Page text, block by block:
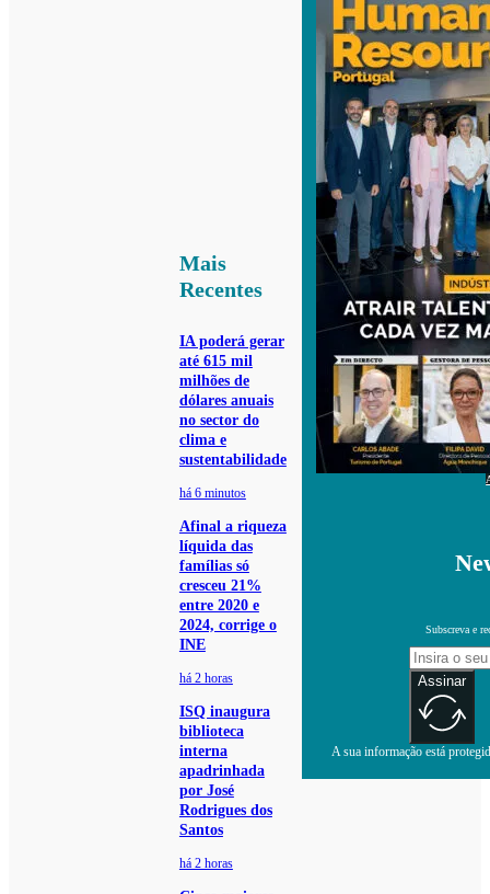
Mais
Recentes
IA poderá gerar
até 615 mil
milhões de
dólares anuais
no sector do
clima e
sustentabilidade
há 6 minutos
Afinal a riqueza
líquida das
famílias só
cresceu 21%
entre 2020 e
2024, corrige o
INE
há 2 horas
ISQ inaugura
biblioteca
interna
apadrinhada
por José
Rodrigues dos
Santos
há 2 horas
Subscreva e
Assinar
A sua informação está